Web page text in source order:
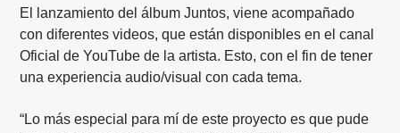
El lanzamiento del álbum Juntos, viene acompañado
con diferentes videos, que están disponibles en el canal
Oficial de YouTube de la artista. Esto, con el fin de tener
una experiencia audio/visual con cada tema.
“Lo más especial para mí de este proyecto es que pude